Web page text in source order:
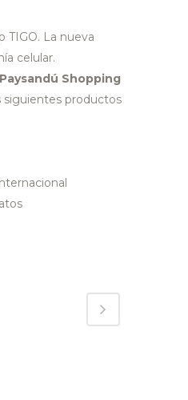
TIGO. La nueva
celular.
Paysandú Shopping
siguientes productos